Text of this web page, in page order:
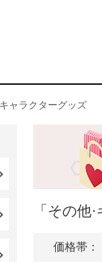
ャラクターグッズ
「その他
価格帯：